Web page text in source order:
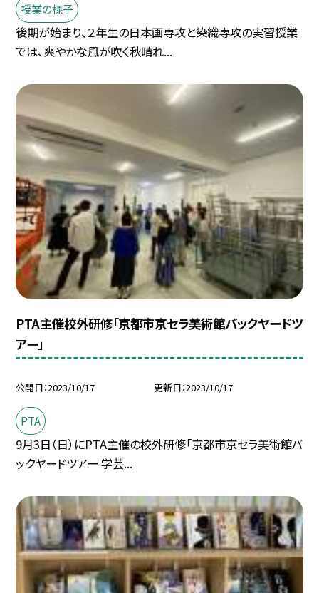
授業の様子
後期が始まり、２年生の日本画専攻と染織専攻の実習授業
では、爽やかな風が吹く秋晴れ...
PTA主催校外研修「京都市京セラ美術館バックヤードツ
アー」
公開日 2023/10/17 更新日 2023/10/17
PTA
9月3日（日）にPTA主催の校外研修「京都市京セラ美術館バ
ックヤードツアー 学芸...